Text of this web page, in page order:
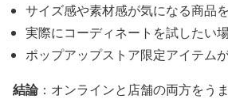
サイズ感や素材感が気になる商品
実際にコーディネートを試したい場
ポップアップストア限定アイテム
結論：オンラインと店舗の両方をう